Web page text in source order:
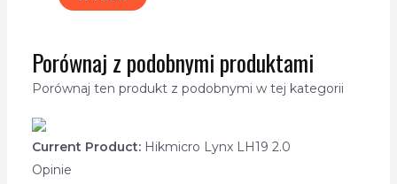
Porównaj z podobnymi produktami
Porównaj ten produkt z podobnymi w tej kategorii
Current Product: Hikmicro Lynx LH19 2.0
Opinie